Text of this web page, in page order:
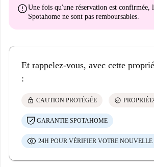
errorUne fois qu'une réservation est confirmée,
Spotahome ne sont pas remboursables
Et rappelez-vous, avec cette
:
lock CAUTION PROTÉGÉE check_circle
GARANTIE SPOTAHOME
24H POUR VÉRIFIER VOTRE